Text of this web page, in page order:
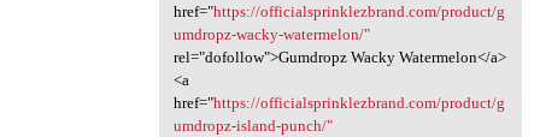
href="https://officialsprinklezbrand.com/product/g
umdropz-wacky-watermelon/"
rel="dofollow">Gumdropz Wacky Watermelon</a>
<a
href="https://officialsprinklezbrand.com/product/g
umdropz-island-punch/"